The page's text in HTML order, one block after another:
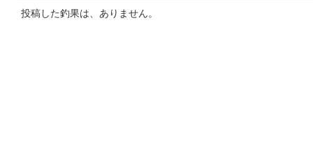
投稿した釣果は、ありません。